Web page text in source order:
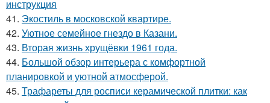
инструкция
41. Экостиль в московской квартире.
42. Уютное семейное гнездо в Казани.
43. Вторая жизнь хрущёвки 1961 года.
44. Большой обзор интерьера с комфортной
планировкой и уютной атмосферой.
45. Трафареты для росписи керамической плитки: как